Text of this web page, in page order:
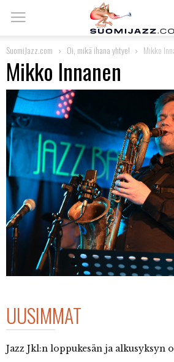
SuomiJazz.com Oi, mikä ihana yhtye! Mikko
Mikko Innanen
UUSIMMAT
Jazz Jkl:n loppukesän ja alkusyksyn